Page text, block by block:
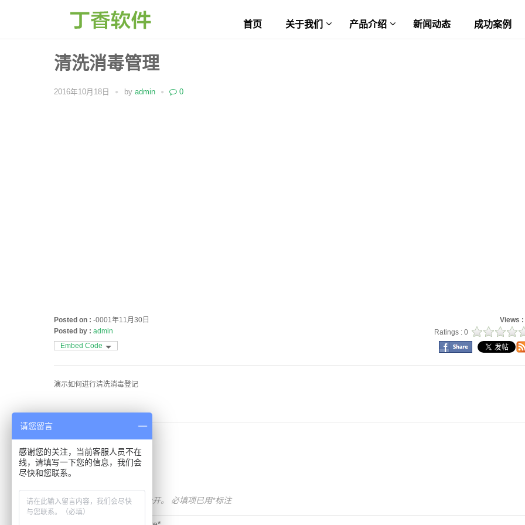
首页 关于我们 产品介绍 新闻动态 成功案例
清洗消毒管理
2016年10月18日 by admin 0
Posted on : -0001年11月30日
Views :
Posted by : admin
Ratings : 0
Embed Code
演示如何进行清洗消毒登记
Comments
发表回复
您的电子邮箱地址不会被公开。 必填项已用*标注
请您留言
感谢您的关注，当前客服人员不在
线，请填写一下您的信息，我们会
尽快和您联系。